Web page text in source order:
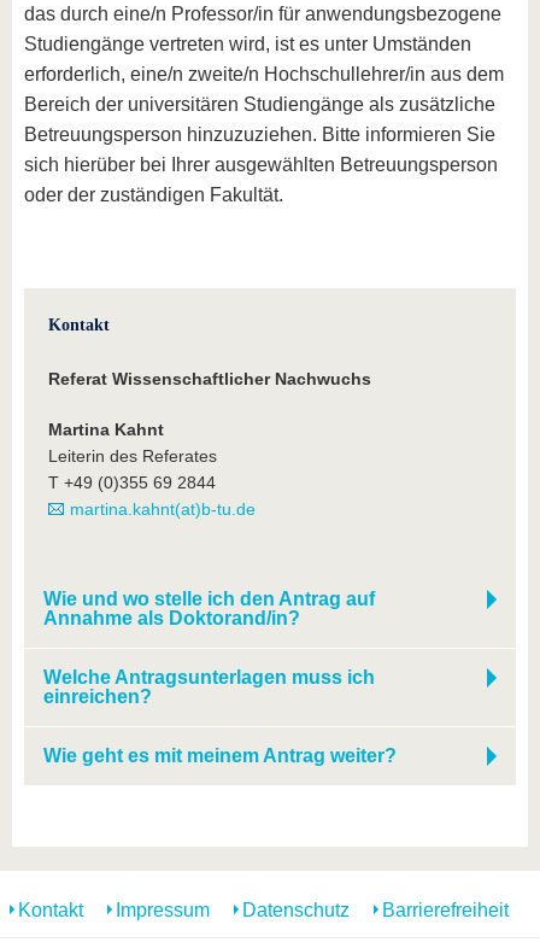
das durch eine/n Professor/in für anwendungsbezogene
Studiengänge vertreten wird, ist es unter Umständen
erforderlich, eine/n zweite/n Hochschullehrer/in aus dem
Bereich der universitären Studiengänge als zusätzliche
Betreuungsperson hinzuzuziehen. Bitte informieren Sie
sich hierüber bei Ihrer ausgewählten Betreuungsperson
oder der zuständigen Fakultät.
Kontakt
Referat Wissenschaftlicher Nachwuchs
Martina Kahnt
Leiterin des Referates
T +49 (0)355 69 2844
martina.kahnt(at)b-tu.de
Wie und wo stelle ich den Antrag auf
Annahme als Doktorand/in?
Welche Antragsunterlagen muss ich
einreichen?
Wie geht es mit meinem Antrag weiter?
Kontakt Impressum Datenschutz Barrierefreiheit